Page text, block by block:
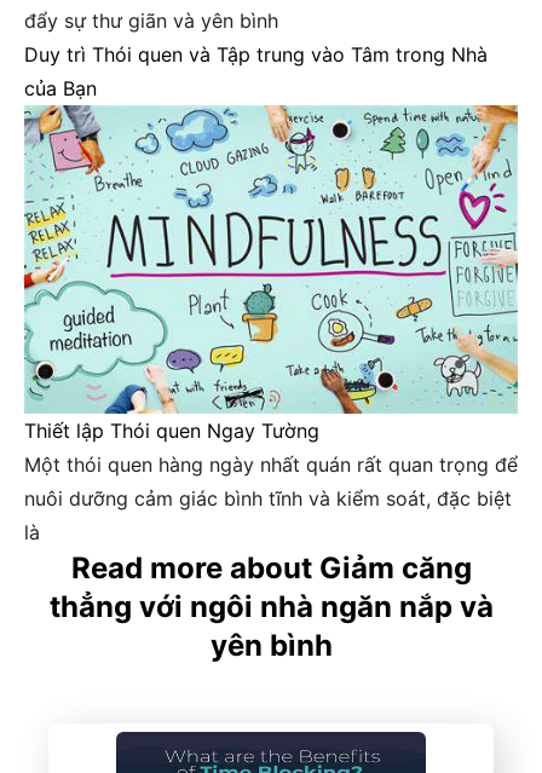
đẩy sự thư giãn và yên bình
Duy trì Thói quen và Tập trung vào Tâm trong Nhà
của Bạn
Thiết lập Thói quen Ngay Tường
Một thói quen hàng ngày nhất quán rất quan trọng để
nuôi dưỡng cảm giác bình tĩnh và kiểm soát, đặc biệt
là
Read more about Giảm căng
thẳng với ngôi nhà ngăn nắp và
yên bình